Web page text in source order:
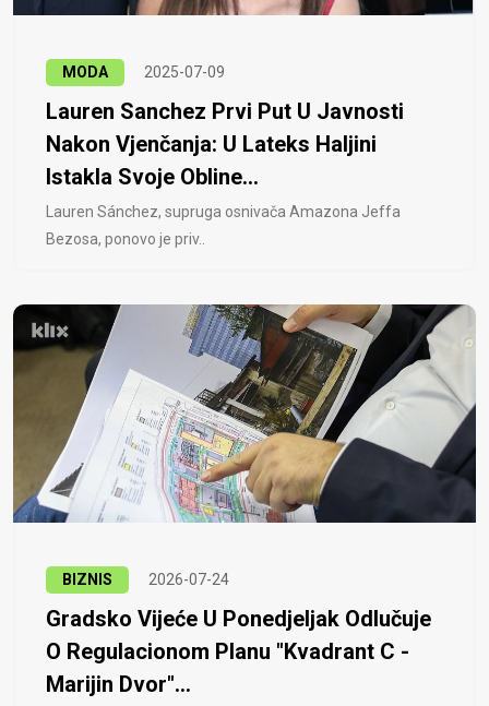
MODA 2025-07-09
Lauren Sanchez Prvi Put U Javnosti
Nakon Vjenčanja: U Lateks Haljini
Istakla Svoje Obline...
Lauren Sánchez, supruga osnivača Amazona Jeffa
Bezosa, ponovo je priv..
BIZNIS 2026-07-24
Gradsko Vijeće U Ponedjeljak Odlučuje
O Regulacionom Planu "Kvadrant C -
Marijin Dvor"...